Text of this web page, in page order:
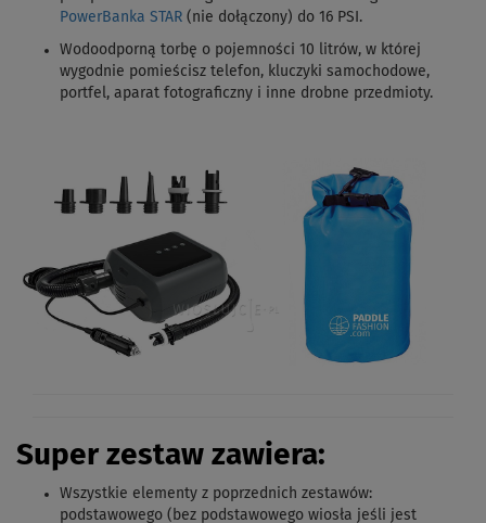
PowerBanka STAR (nie dołączony) do 16 PSI.
Wodoodporną torbę o pojemności 10 litrów, w której
wygodnie pomieścisz telefon, kluczyki samochodowe,
portfel, aparat fotograficzny i inne drobne przedmioty.
Super zestaw zawiera:
Wszystkie elementy z poprzednich zestawów:
podstawowego (bez podstawowego wiosła jeśli jest